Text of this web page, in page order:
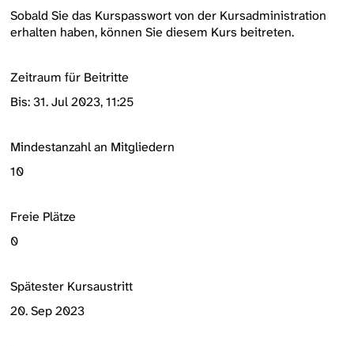
Sobald Sie das Kurspasswort von der Kursadministration
erhalten haben, können Sie diesem Kurs beitreten.
Zeitraum für Beitritte
Bis: 31. Jul 2023, 11:25
Mindestanzahl an Mitgliedern
10
Freie Plätze
0
Spätester Kursaustritt
20. Sep 2023